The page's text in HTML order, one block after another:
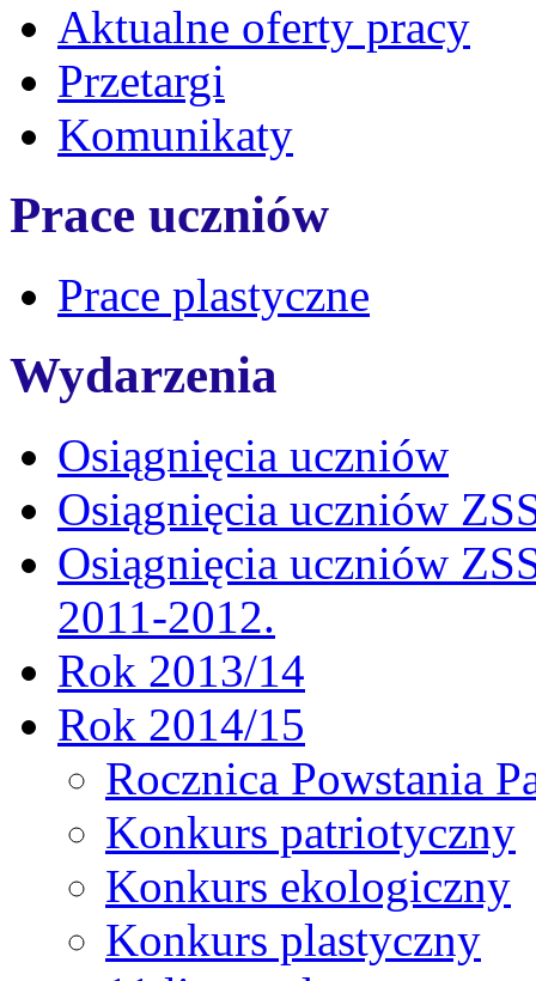
Aktualne oferty pracy
Przetargi
Komunikaty
Prace uczniów
Prace plastyczne
Wydarzenia
Osiągnięcia uczniów
Osiągnięcia uczniów
Osiągnięcia uczniów
2011-2012.
Rok 2013/14
Rok 2014/15
Rocznica Powstania
Konkurs patriotyczny
Konkurs ekologiczny
Konkurs plastyczny